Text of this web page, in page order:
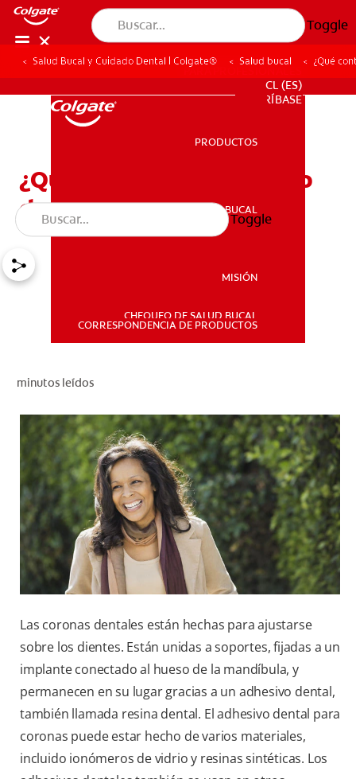
Toggle
SALUD BUCAL
PARA PROFESIONALES
CL (ES)
SUSCRÍBASE
PARA PROFESIONALES
CL (ES)
SUSCRÍBASE
PRODUCTOS
SALUD BUCAL
MISIÓN
CHEQUEO DE SALUD BUCAL
CORRESPONDENCIA DE PRODUCTOS
Toggle
Salud Bucal y Cuidado Dental | Colgate® Salud bucal ¿Qué
¿Qué contiene el adhesivo
dental para coronas?
minutos leídos
Las coronas dentales están hechas para ajustarse
sobre los dientes. Están unidas a soportes, fijadas a un
implante conectado al hueso de la mandíbula, y
permanecen en su lugar gracias a un adhesivo dental,
también llamada resina dental. El adhesivo dental para
coronas puede estar hecho de varios materiales,
incluido ionómeros de vidrio y resinas sintéticas. Los